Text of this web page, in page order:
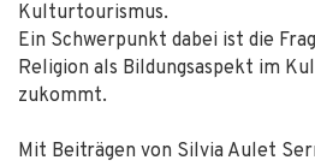
Kulturtourismus.
Ein Schwerpunkt dabei ist die
Religion als Bildungsaspekt im
zukommt.
Mit Beiträgen von Silvia Aulet